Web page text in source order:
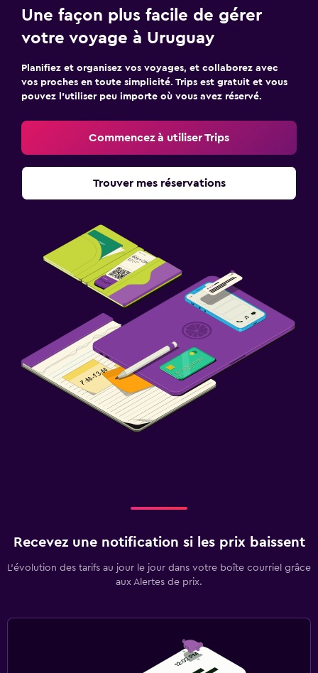
Une façon plus facile de gérer
votre voyage à Uruguay
Planifiez et organisez vos voyages, et collaborez avec
vos proches en toute simplicité. Trips est gratuit et vous
pouvez l’utiliser peu importe où vous avez réservé.
Commencez à utiliser Trips
Trouver mes réservations
Recevez une notification si les prix baissent
L’évolution des tarifs au jour le jour dans votre boîte courriel grâce
aux Alertes de prix.